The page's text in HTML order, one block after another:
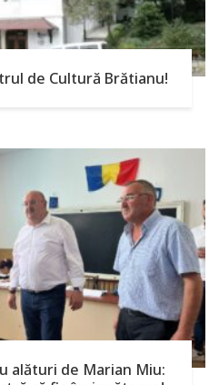
de Cultură Brătianu!
alături de Marian Miu: